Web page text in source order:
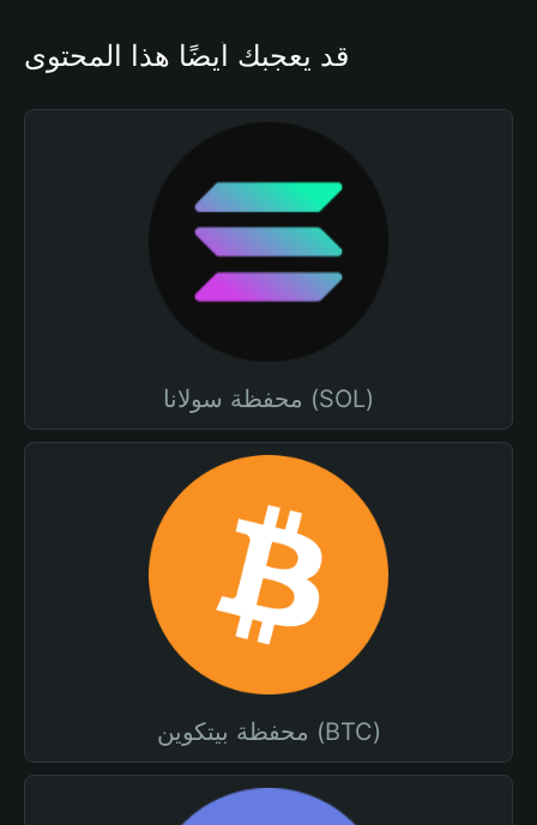
قد يعجبك أيضًا هذا المحتوى
محفظة سولانا (SOL)
محفظة بيتكوين (BTC)